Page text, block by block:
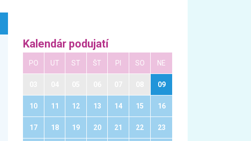
Kalendár podujatí
PO UT ST ŠT PI SO NE
09
10 11 12 13 14 15 16
17 18 19 20 21 22 23